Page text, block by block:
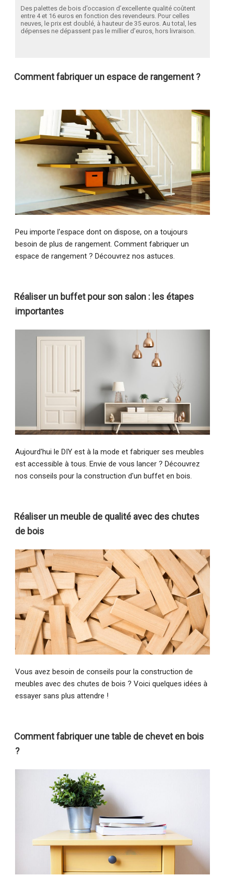
Des palettes de bois d’occasion d’excellente qualité coûtent
entre 4 et 16 euros en fonction des revendeurs. Pour celles
neuves, le prix est doublé, à hauteur de 35 euros. Au total, les
dépenses ne dépassent pas le millier d’euros, hors livraison.
Comment fabriquer un espace de rangement ?
Peu importe l'espace dont on dispose, on a toujours
besoin de plus de rangement. Comment fabriquer un
espace de rangement ? Découvrez nos astuces.
Réaliser un buffet pour son salon : les étapes
importantes
Aujourd'hui le DIY est à la mode et fabriquer ses meubles
est accessible à tous. Envie de vous lancer ? Découvrez
nos conseils pour la construction d'un buffet en bois.
Réaliser un meuble de qualité avec des chutes
de bois
Vous avez besoin de conseils pour la construction de
meubles avec des chutes de bois ? Voici quelques idées à
essayer sans plus attendre !
Comment fabriquer une table de chevet en bois
?